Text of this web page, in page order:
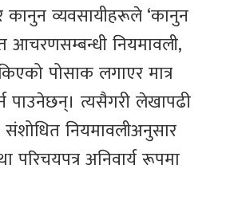
कानुन व्यवसायीहरूले ‘कानुन
आचरणसम्बन्धी नियमावली,
पोसाक लगाएर मात्र
पाउनेछन्। त्यसैगरी लेखापढी
नियमावलीअनुसार
परिचयपत्र अनिवार्य रूपमा